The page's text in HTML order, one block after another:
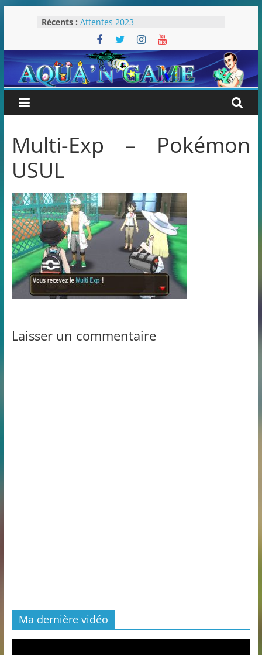
Récents : Attentes 2023
Rétrospective 2022
« Splatoon 3 est-il nécessaire ? »
« Dans les coulisses des JV Harry
Potter »
Pokémon Écarlate : ceci est une
révolution (ou pas) !
Multi-Exp – Pokémon
USUL
Laisser un commentaire
Ma dernière vidéo